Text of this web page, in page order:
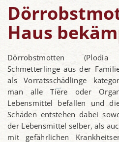
Haus
Dörrobstmotten
Schmetterlinge aus der
als Vorratsschädlinge
man alle Tiere oder
Lebensmittel befallen und
Schäden entstehen dabei
der Lebensmittel selber, als
mit gefährlichen